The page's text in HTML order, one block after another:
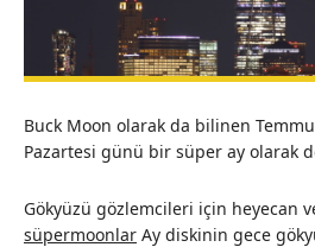
Buck Moon olarak da bilinen
Pazartesi günü bir süper ay olarak
Gökyüzü gözlemcileri için heyecan
süpermoonlar Ay diskinin gece